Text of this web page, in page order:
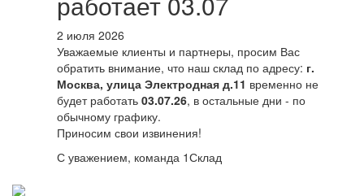
2 июля 2026
Уважаемые клиенты и партнеры, просим Вас
обратить внимание, что наш склад по адресу: г.
Москва, улица Электродная д.11 временно не
будет работать 03.07.26, в остальные дни - по
обычному графику.
Приносим свои извинения!
С уважением, команда 1Склад